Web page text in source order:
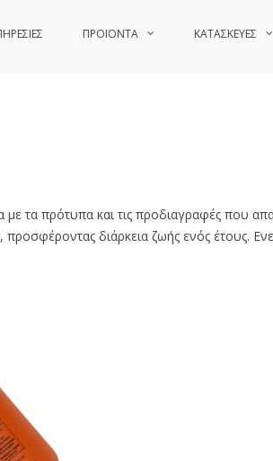
ΠΡΟΪΟΝΤΑ ΚΑΤΑΣΚΕΥΕΣ
τα πρότυπα και τις προδιαγραφές που
προσφέροντας διάρκεια ζωής ενός έτους.